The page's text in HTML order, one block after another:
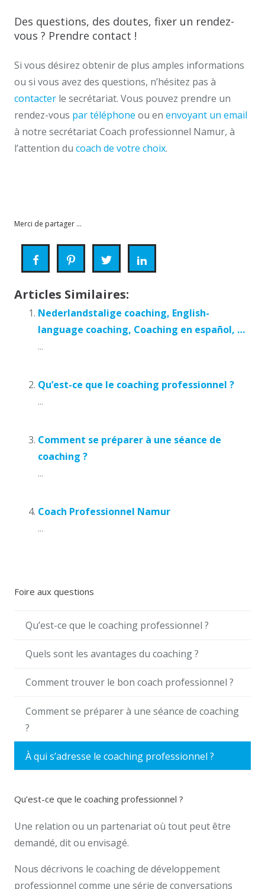
Des questions, des doutes, fixer un rendez-
vous ? Prendre contact !
Si vous désirez obtenir de plus amples informations
ou si vous avez des questions, n’hésitez pas à
contacter le secrétariat. Vous pouvez prendre un
rendez-vous par téléphone ou en envoyant un email
à notre secrétariat Coach professionnel Namur, à
l’attention du coach de votre choix.
Merci de partager ...
Articles Similaires:
Nederlandstalige coaching, English-
language coaching, Coaching en español, …
...
Qu’est-ce que le coaching professionnel ?
...
Comment se préparer à une séance de
coaching ?
...
Coach Professionnel Namur
...
Foire aux questions
Qu’est-ce que le coaching professionnel ?
Quels sont les avantages du coaching ?
Comment trouver le bon coach professionnel ?
Comment se préparer à une séance de coaching
?
À qui s’adresse le coaching professionnel ?
Qu’est-ce que le coaching professionnel ?
Une relation ou un partenariat où tout peut être
demandé, dit ou envisagé.
Nous décrivons le coaching de développement
professionnel comme une série de conversations